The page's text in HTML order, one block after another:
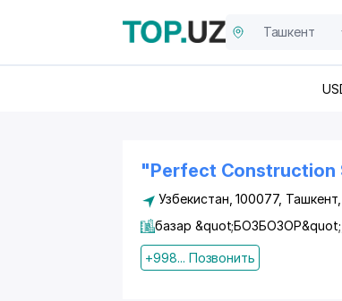
"Perfect
Узбекистан, 100077, Ташкент,
базар
+998... Позвонить